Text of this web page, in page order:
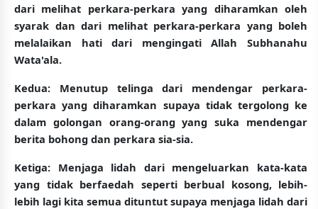
dari melihat perkara-perkara yang diharamkan oleh
syarak dan dari melihat perkara-perkara yang boleh
melalaikan hati dari mengingati Allah Subhanahu
Wata'ala.
Kedua: Menutup telinga dari mendengar perkara-
perkara yang diharamkan supaya tidak tergolong ke
dalam golongan orang-orang yang suka mendengar
berita bohong dan perkara sia-sia.
Ketiga: Menjaga lidah dari mengeluarkan kata-kata
yang tidak berfaedah seperti berbual kosong, lebih-
lebih lagi kita semua dituntut supaya menjaga lidah dari